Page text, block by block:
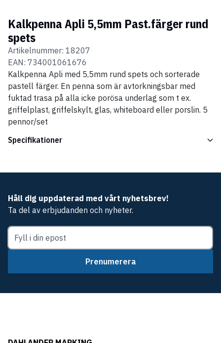
Kalkpenna Apli 5,5mm Past.färger rund
spets
Artikelnummer: 18207
EAN: 734001061676
Kalkpenna Apli med 5,5mm rund spets och sorterade
pastell färger. En penna som är avtorkningsbar med
fuktad trasa på alla icke porösa underlag som t ex.
griffelplast, griffelskylt, glas, whiteboard eller porslin. 5
pennor/set
Specifikationer
Håll dig uppdaterad med vårt nyhetsbrev!
Ta del av erbjudanden och nyheter.
Prenumerera